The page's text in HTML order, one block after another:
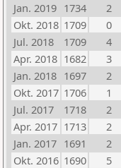
Jan. 2019 1734 2
Okt. 2018 1709 0
Jul. 2018
1709 4
Apr. 2018 1682 3
Jan. 2018 1697 2
Okt. 2017 1706 1
Jul. 2017
1718 2
Apr. 2017 1713 2
Jan. 2017 1691 2
Okt. 2016 1690 5